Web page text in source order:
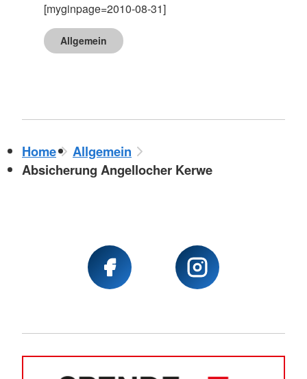
[myginpage=2010-08-31]
Allgemein
Home
Allgemein
Absicherung Angellocher Kerwe